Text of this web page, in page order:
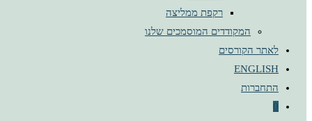
רקפת ממליצה
המקודדים המוסמכים שלנו
לאתר הקורסים
ENGLISH
התחברות